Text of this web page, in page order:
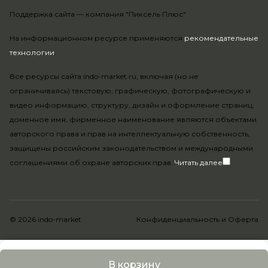
В корзину
На информационном ресурсе применяются рекомендательные
технологии.
Все ресурсы сайта indo-market.ru, включая (но не
ограничиваясь) текстовую, графическую, фотографическую и
видео информацию, структуру, дизайн и оформление страниц,
доменное имя, фирменное наименование являются объектами
авторского права и прав на интеллектуальную собственность,
защищены российским законодательством и международными
соглашениями об охране авторских прав. Читать далее
Поддержка сайта — компания "Пиксель Плюс"
© 2026 indo-market Конфиденциальность и Оферта